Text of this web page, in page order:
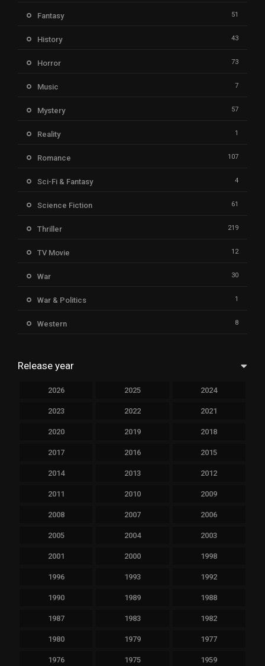
Fantasy 51
History 43
Horror 73
Music 7
Mystery 57
Reality 1
Romance 107
Sci-Fi & Fantasy 4
Science Fiction 61
Thriller 219
TV Movie 12
War 30
War & Politics 1
Western 8
Release year
2026 2025 2024
2023 2022 2021
2020 2019 2018
2017 2016 2015
2014 2013 2012
2011 2010 2009
2008 2007 2006
2005 2004 2003
2001 2000 1998
1996 1993 1992
1990 1989 1988
1987 1983 1982
1980 1979 1977
1976 1975 1959